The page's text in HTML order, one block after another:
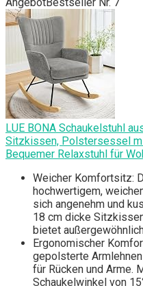
LUE BONA Schaukelstuhl
Sitzkissen, Polstersessel
Bequemer Relaxstuhl für
Weicher Komfortsitz:
hochwertigem,
sich angenehm und
18 cm dicke
bietet
Ergonomischer
gepolsterte
für Rücken und Arme.
Schaukelwinkel von